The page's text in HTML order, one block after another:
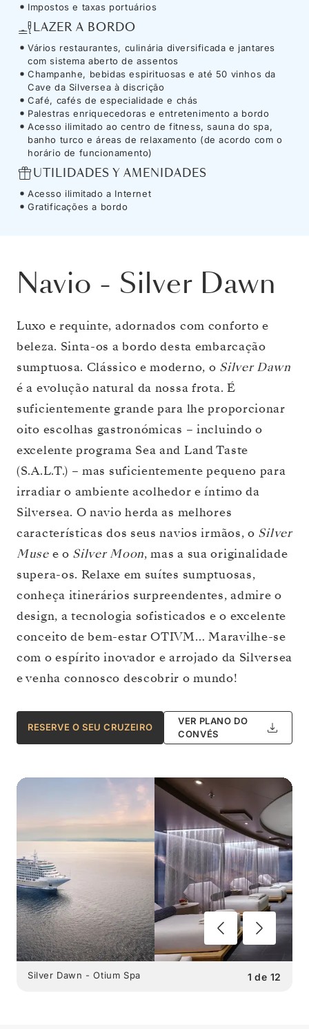
Impostos e taxas portuários
LAZER A BORDO
Vários restaurantes, culinária diversificada e jantares
com sistema aberto de assentos
Champanhe, bebidas espirituosas e até 50 vinhos da
Cave da Silversea à discrição
Café, cafés de especialidade e chás
Palestras enriquecedoras e entretenimento a bordo
Acesso ilimitado ao centro de fitness, sauna do spa,
banho turco e áreas de relaxamento (de acordo com o
horário de funcionamento)
UTILIDADES Y AMENIDADES
Acesso ilimitado a Internet
Gratificações a bordo
Navio - Silver Dawn
Luxo e requinte, adornados com conforto e
beleza. Sinta-os a bordo desta embarcação
sumptuosa. Clássico e moderno, o Silver Dawn
é a evolução natural da nossa frota. É
suficientemente grande para lhe proporcionar
oito escolhas gastronómicas – incluindo o
excelente programa Sea and Land Taste
(S.A.L.T.) – mas suficientemente pequeno para
irradiar o ambiente acolhedor e íntimo da
Silversea. O navio herda as melhores
características dos seus navios irmãos, o Silver
Musee o Silver Moon, mas a sua originalidade
supera-os. Relaxe em suítes sumptuosas,
conheça itinerários surpreendentes, admire o
design, a tecnologia sofisticados e o excelente
conceito de bem-estar OTIVM… Maravilhe-se
com o espírito inovador e arrojado da Silversea
e venha connosco descobrir o mundo!
RESERVE O SEU CRUZEIRO
VER PLANO DO
CONVÉS
1 de 12
Silver Dawn - Otium Spa